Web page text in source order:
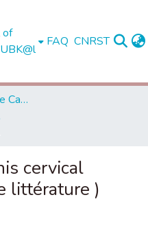
FAQ CNRST
Université Hassan II de Casablanca
cervical
littérature )